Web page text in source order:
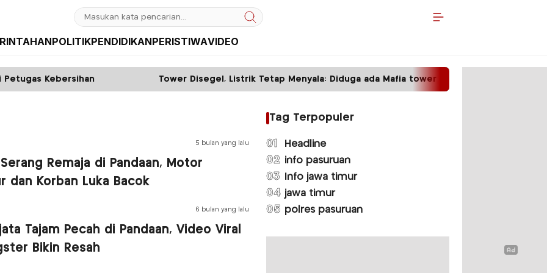
POLITIKPENDIDIKANPERISTIWAVIDEO
Kebersihan Tower Disegel, Listrik Tetap Menyala: Diduga ada Mafia tower
5 bulan yang lalu
Remaja di Pandaan, Motor
dan Korban Luka Bacok
6 bulan yang lalu
Tajam Pecah di Pandaan, Video Viral
Bikin Resah
Tag Terpopuler
01 Headline
02 info pasuruan
03 Info jawa timur
04 jawa timur
05 polres pasuruan